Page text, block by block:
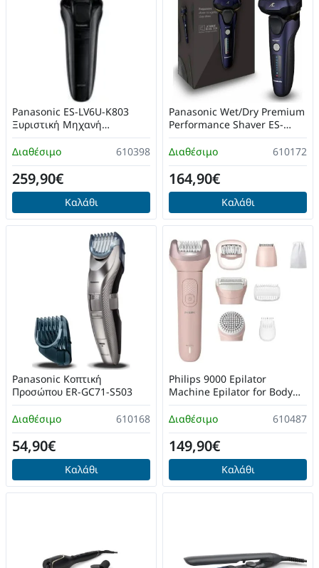
Διαθέσιμο 610398
Panasonic ES-LV6U-K803
Ξυριστική Μηχανή
Προσώπου
259,90€
Καλάθι
Διαθέσιμο 610172
Panasonic Wet/Dry Premium
Performance Shaver ES-
LV67-A803
164,90€
Καλάθι
Διαθέσιμο 610168
Panasonic Κοπτική
Προσώπου ER-GC71-S503
54,90€
Καλάθι
Διαθέσιμο 610487
Philips 9000 Epilator
Machine Epilator for Body
BRE719/00
149,90€
Καλάθι